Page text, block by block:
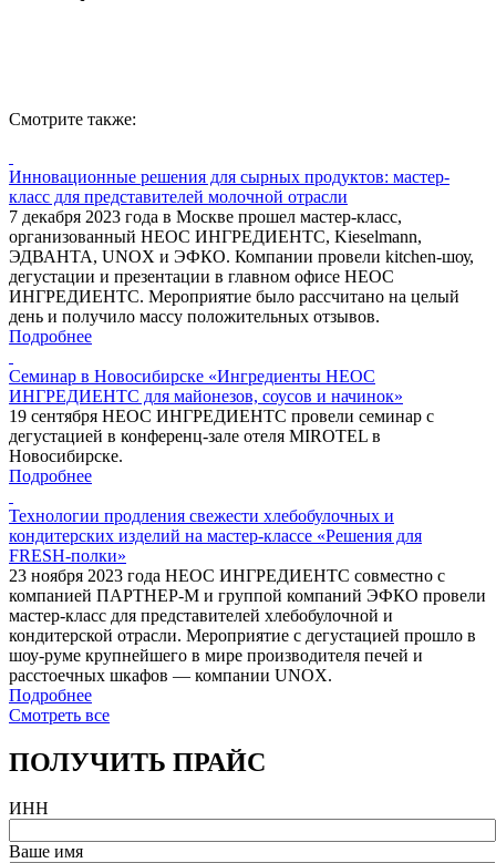
Смотрите также:
Инновационные решения для сырных продуктов: мастер-
класс для представителей молочной отрасли
7 декабря 2023 года в Москве прошел мастер-класс,
организованный НЕОС ИНГРЕДИЕНТС, Kieselmann,
ЭДВАНТА, UNOX и ЭФКО. Компании провели kitchen-шоу,
дегустации и презентации в главном офисе НЕОС
ИНГРЕДИЕНТС. Мероприятие было рассчитано на целый
день и получило массу положительных отзывов.
Подробнее
Семинар в Новосибирске «Ингредиенты НЕОС
ИНГРЕДИЕНТС для майонезов, соусов и начинок»
19 сентября НЕОС ИНГРЕДИЕНТС провели семинар с
дегустацией в конференц-зале отеля MIROTEL в
Новосибирске.
Подробнее
Технологии продления свежести хлебобулочных и
кондитерских изделий на мастер-классе «Решения для
FRESH-полки»
23 ноября 2023 года НЕОС ИНГРЕДИЕНТС совместно с
компанией ПАРТНЕР-М и группой компаний ЭФКО провели
мастер-класс для представителей хлебобулочной и
кондитерской отрасли. Мероприятие с дегустацией прошло в
шоу-руме крупнейшего в мире производителя печей и
расстоечных шкафов — компании UNOX.
Подробнее
Смотреть все
ПОЛУЧИТЬ ПРАЙС
ИНН
Ваше имя